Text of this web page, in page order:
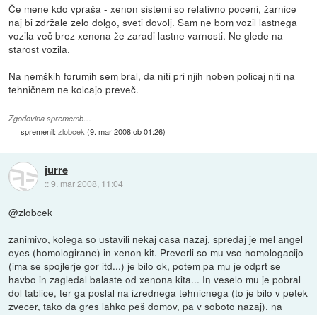
Če mene kdo vpraša - xenon sistemi so relativno poceni, žarnice
naj bi zdržale zelo dolgo, sveti dovolj. Sam ne bom vozil lastnega
vozila več brez xenona že zaradi lastne varnosti. Ne glede na
starost vozila.
Na nemških forumih sem bral, da niti pri njih noben policaj niti na
tehničnem ne kolcajo preveč.
Zgodovina sprememb…
spremenil:zlobcek (9. mar 2008 ob 01:26)
jurre
::9. mar 2008, 11:04
@zlobcek
zanimivo, kolega so ustavili nekaj casa nazaj, spredaj je mel angel
eyes (homologirane) in xenon kit. Preverli so mu vso homologacijo
(ima se spojlerje gor itd...) je bilo ok, potem pa mu je odprt se
havbo in zagledal balaste od xenona kita... In veselo mu je pobral
dol tablice, ter ga poslal na izrednega tehnicnega (to je bilo v petek
zvecer, tako da gres lahko peš domov, pa v soboto nazaj). na